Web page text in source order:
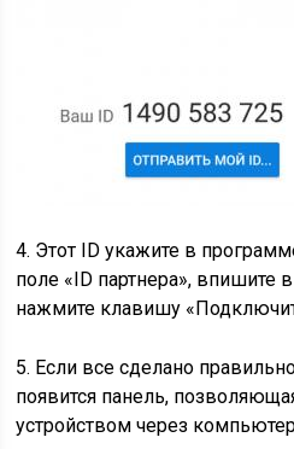
4. Этот ID укажите в
поле «ID партнера»,
нажмите клавишу
5. Если все сделано
появится панель,
устройством через